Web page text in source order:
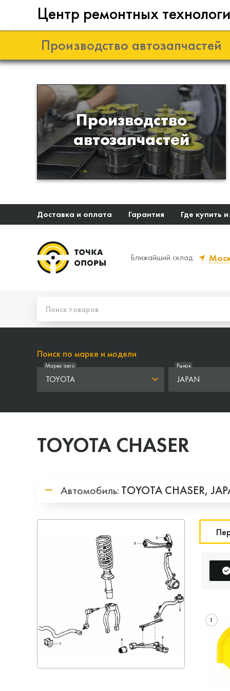
Центр ремонтных
Производство автозапчастей
Производство
автозапчастей
Разработка и
производство деталей из
эластомеров для подвески
автомобиля
Доставка и оплата Гарантия Где купить
Ближайший склад:
Поиск по марке и модели
TOYOTA
Марка авто
JAPAN
Рынок
TOYOTA CHASER
Автомобиль: TOYOTACHASER,
1